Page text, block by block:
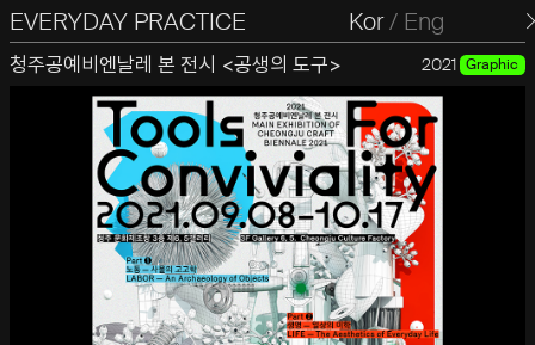
EVERYDAY PRACTICE
일상의실천 Kor/ Eng
청주공예비엔날레 본 전시 <공생의 도구> 2021 Graphic